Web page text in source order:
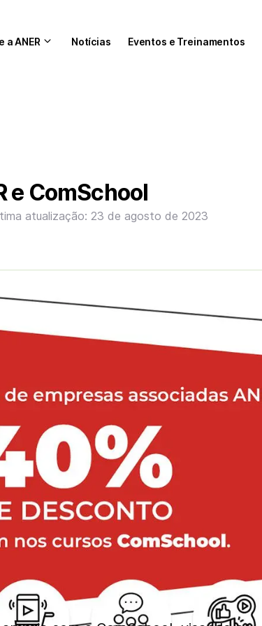
a ANER Notícias Eventos e Treinamentos
e ComSchool
atualização: 23 de agosto de 2023